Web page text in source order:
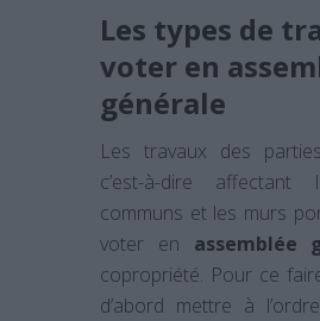
Les types de
voter en
générale
Les travaux des
c’est-à-dire affectant
communs et les murs
voter en assemblée
copropriété. Pour ce
d’abord mettre à